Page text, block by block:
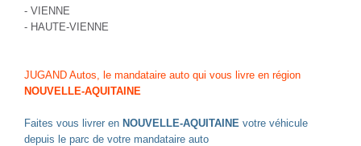
- VIENNE
- HAUTE-VIENNE
JUGAND Autos, le mandataire auto qui vous livre en région
NOUVELLE-AQUITAINE
Faites vous livrer en NOUVELLE-AQUITAINE votre véhicule
depuis le parc de votre mandataire auto